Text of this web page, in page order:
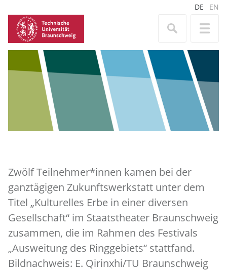
DE EN
Zwölf Teilnehmer*innen kamen bei der
ganztägigen Zukunftswerkstatt unter dem
Titel „Kulturelles Erbe in einer diversen
Gesellschaft“ im Staatstheater Braunschweig
zusammen, die im Rahmen des Festivals
„Ausweitung des Ringgebiets“ stattfand.
Bildnachweis: E. Qirinxhi/TU Braunschweig